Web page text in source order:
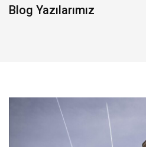
Blog Yazılarımız